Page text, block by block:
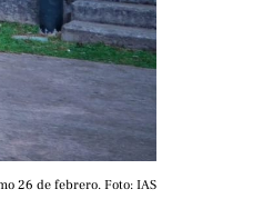
26 de febrero. Foto: IAS